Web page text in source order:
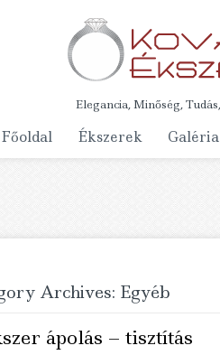
Elegancia, Minőség,
Főoldal Ékszerek Galéria
Archives: Egyéb
ápolás – tisztítás